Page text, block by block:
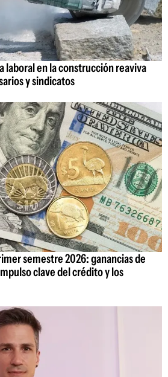
laboral en la construcción reaviva
y sindicatos
semestre 2026: ganancias de
clave del crédito y los